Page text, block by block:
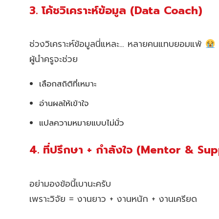
3. โค้ชวิเคราะห์ข้อมูล (Data Coach)
ช่วงวิเคราะห์ข้อมูลนี่แหละ… หลายคนแทบยอมแพ้
ผู้นำครูจะช่วย
เลือกสถิติที่เหมาะ
อ่านผลให้เข้าใจ
แปลความหมายแบบไม่มั่ว
4. ที่ปรึกษา + กำลังใจ (Mentor &
อย่ามองข้อนี้เบานะครับ
เพราะวิจัย = งานยาว + งานหนัก + งานเครียด